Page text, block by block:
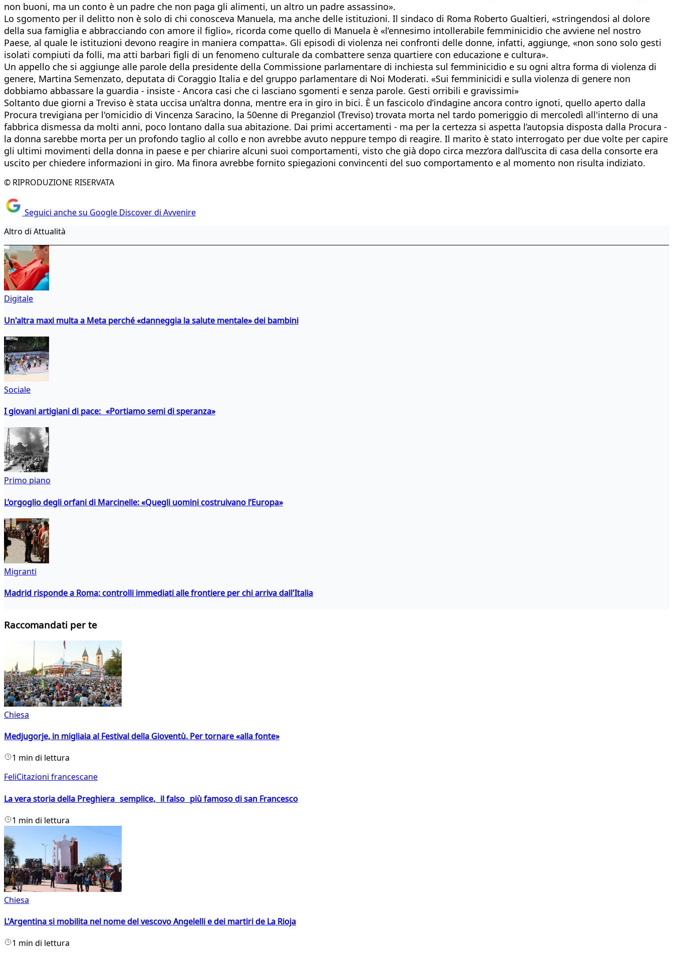
non buoni, ma un conto è un padre che non paga gli alimenti, un altro un padre assassino».
Lo sgomento per il delitto non è solo di chi conosceva Manuela, ma anche delle istituzioni. Il sindaco di Roma Roberto Gualtieri, «stringendosi al dolore
della sua famiglia e abbracciando con amore il figlio», ricorda come quello di Manuela è «l’ennesimo intollerabile femminicidio che avviene nel nostro
Paese, al quale le istituzioni devono reagire in maniera compatta». Gli episodi di violenza nei confronti delle donne, infatti, aggiunge, «non sono solo gesti
isolati compiuti da folli, ma atti barbari figli di un fenomeno culturale da combattere senza quartiere con educazione e cultura».
Un appello che si aggiunge alle parole della presidente della Commissione parlamentare di inchiesta sul femminicidio e su ogni altra forma di violenza di
genere, Martina Semenzato, deputata di Coraggio Italia e del gruppo parlamentare di Noi Moderati. «Sui femminicidi e sulla violenza di genere non
dobbiamo abbassare la guardia - insiste - Ancora casi che ci lasciano sgomenti e senza parole. Gesti orribili e gravissimi»
Soltanto due giorni a Treviso è stata uccisa un’altra donna, mentre era in giro in bici. È un fascicolo d’indagine ancora contro ignoti, quello aperto dalla
Procura trevigiana per l'omicidio di Vincenza Saracino, la 50enne di Preganziol (Treviso) trovata morta nel tardo pomeriggio di mercoledì all'interno di una
fabbrica dismessa da molti anni, poco lontano dalla sua abitazione. Dai primi accertamenti - ma per la certezza si aspetta l’autopsia disposta dalla Procura -
la donna sarebbe morta per un profondo taglio al collo e non avrebbe avuto neppure tempo di reagire. Il marito è stato interrogato per due volte per capire
gli ultimi movimenti della donna in paese e per chiarire alcuni suoi comportamenti, visto che già dopo circa mezz’ora dall’uscita di casa della consorte era
uscito per chiedere informazioni in giro. Ma finora avrebbe fornito spiegazioni convincenti del suo comportamento e al momento non risulta indiziato.
© RIPRODUZIONE RISERVATA
Seguici anche su Google Discover di Avvenire
Altro di Attualità
Digitale
Un'altra maxi multa a Meta perché «danneggia la salute mentale» dei bambini
Sociale
I giovani artigiani di pace: «Portiamo semi di speranza»
Primo piano
L’orgoglio degli orfani di Marcinelle: «Quegli uomini costruivano l’Europa»
Migranti
Madrid risponde a Roma: controlli immediati alle frontiere per chi arriva dall'Italia
Raccomandati per te
Chiesa
Medjugorje, in migliaia al Festival della Gioventù. Per tornare «alla fonte»
1 min di lettura
FeliCitazioni francescane
La vera storia della Preghiera semplice, il falso più famoso di san Francesco
1 min di lettura
Chiesa
L'Argentina si mobilita nel nome del vescovo Angelelli e dei martiri de La Rioja
1 min di lettura